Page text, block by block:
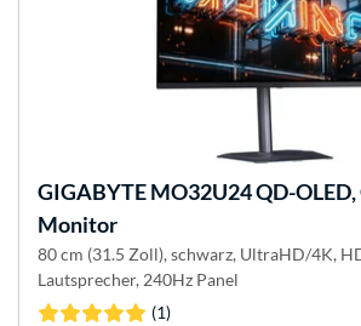
GIGABYTEMO32U24 QD-OLED,
Monitor
80 cm (31.5 Zoll), schwarz, UltraHD/4K,
Lautsprecher, 240Hz Panel
(1)